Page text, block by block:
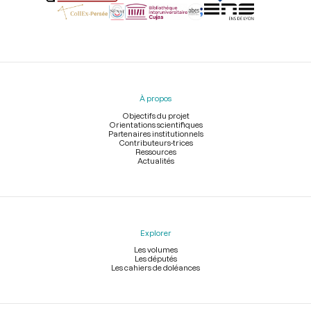
Menu
À propos
Objectifs du projet
Orientations scientifiques
Partenaires institutionnels
Contributeurs-trices
Ressources
Actualités
Explorer
Les volumes
Les députés
Les cahiers de doléances